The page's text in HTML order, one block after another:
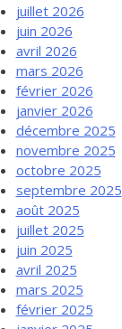
juillet 2026
juin 2026
avril 2026
mars 2026
février 2026
janvier 2026
décembre 2025
novembre 2025
octobre 2025
septembre 2025
août 2025
juillet 2025
juin 2025
avril 2025
mars 2025
février 2025